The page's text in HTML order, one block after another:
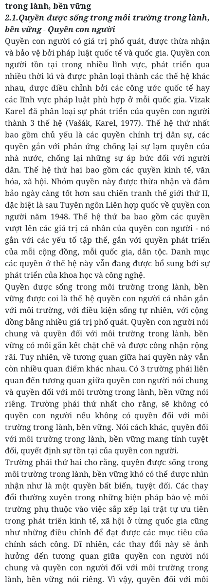
trong lành, bền vững
2.1.Quyền được sống trong môi trường trong lành,
bền vững- Quyền con người
Quyền con người có giá trị phổ quát, được thừa nhận
và bảo vệ bởi pháp luật quốc tế và quốc gia. Quyền con
người tồn tại trong nhiều lĩnh vực, phát triển qua
nhiều thời kì và được phân loại thành các thế hệ khác
nhau, được điều chỉnh bởi các công ước quốc tế hay
các lĩnh vực pháp luật phù hợp ở mỗi quốc gia. Vizak
Karel đã phân loại sự phát triển của quyền con người
thành 3 thế hệ (Vašák, Karel, 1977). Thế hệ thứ nhất
bao gồm chủ yếu là các quyền chính trị dân sự, các
quyền gắn với phản ứng chống lại sự lạm quyền của
nhà nước, chống lại những sự áp bức đối với người
dân. Thế hệ thứ hai bao gồm các quyền kinh tế, văn
hóa, xã hội. Nhóm quyền này được thừa nhận và đảm
bảo ngày càng tốt hơn sau chiến tranh thế giới thứ II,
đặc biệt là sau Tuyên ngôn Liên hợp quốc về quyền con
người năm 1948. Thế hệ thứ ba bao gồm các quyền
vượt lên các giá trị cá nhân của quyền con người - nó
gắn với các yếu tố tập thể, gắn với quyền phát triển
của mỗi cộng đồng, mỗi quốc gia, dân tộc. Danh mục
các quyền ở thế hệ này vẫn đang được bổ sung bởi sự
phát triển của khoa học và công nghệ.
Quyền được sống trong môi trường trong lành, bền
vững được coi là thế hệ quyền con người cá nhân gắn
với môi trường, với điều kiện sống tự nhiên, với cộng
đồng bằng nhiều giá trị phổ quát. Quyền con người nói
chung và quyền đối với môi trường trong lành, bền
vững có mối gắn kết chặt chẽ và được công nhận rộng
rãi. Tuy nhiên, về tương quan giữa hai quyền này vẫn
còn nhiều quan điểm khác nhau. Có 3 trường phái liên
quan đến tương quan giữa quyền con người nói chung
và quyền đối với môi trường trong lành, bền vững nói
riêng. Trường phái thứ nhất cho rằng, sẽ không có
quyền con người nếu không có quyền đối với môi
trường trong lành, bền vững. Nói cách khác, quyền đối
với môi trường trong lành, bền vững mang tính tuyệt
đối, quyết định sự tồn tại của quyền con người.
Trường phái thứ hai cho rằng, quyền được sống trong
môi trường trong lành, bền vững khó có thể được nhìn
nhận như là một quyền bất biến, tuyệt đối. Các thay
đổi thường xuyên trong những biện pháp bảo vệ môi
trường phụ thuộc vào việc sắp xếp lại trật tự ưu tiên
trong phát triển kinh tế, xã hội ở từng quốc gia cũng
như những điều chỉnh để đạt được các mục tiêu của
chính sách công. Dĩ nhiên, các thay đổi này sẽ ảnh
hưởng đến tương quan giữa quyền con người nói
chung và quyền con người đối với môi trường trong
lành, bền vững nói riêng. Vì vậy, quyền đối với môi